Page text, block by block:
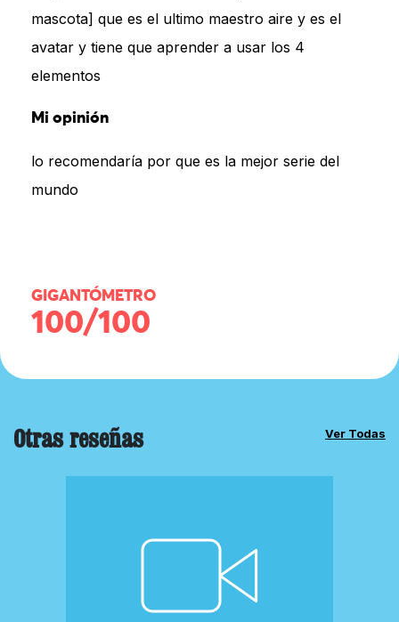
mascota] que es el ultimo maestro aire y es el
avatar y tiene que aprender a usar los 4
elementos
Mi opinión
lo recomendaría por que es la mejor serie del
mundo
GIGANTÓMETRO
100/100
Otras reseñas Ver Todas